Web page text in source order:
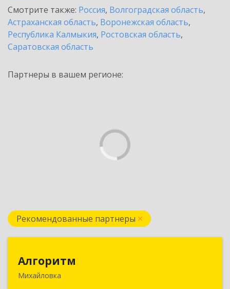
Смотрите также: Россия, Волгоградская область,
Астраханская область, Воронежская область,
Республика Калмыкия, Ростовская область,
Саратовская область
Партнеры в вашем регионе:
Рекомендованные партнеры
Алгоритм
Михайловка